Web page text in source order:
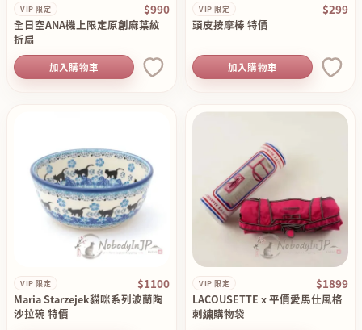
VIP 限定 $990
全日空ANA機上限定原創麻葉紋
折扇
加入購物車
VIP 限定 $299
頭皮按摩棒 特價
加入購物車
VIP 限定 $1100
Maria Starzejek貓咪系列波蘭陶
沙拉碗 特價
VIP 限定 $1899
LACOUSETTE x 平價愛馬仕風格
刺繍購物袋